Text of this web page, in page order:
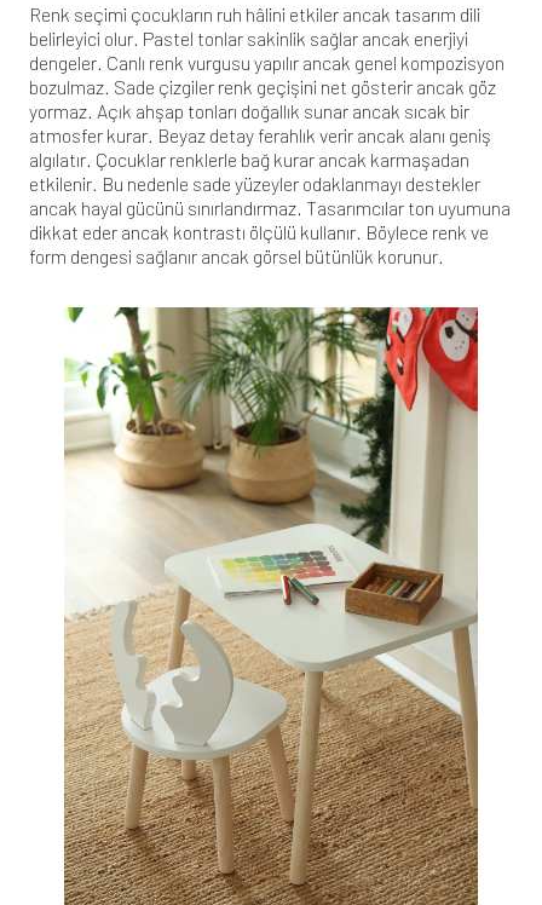
Renk seçimi çocukların ruh hâlini etkiler ancak tasarım dili
belirleyici olur. Pastel tonlar sakinlik sağlar ancak enerjiyi
dengeler. Canlı renk vurgusu yapılır ancak genel kompozisyon
bozulmaz. Sade çizgiler renk geçişini net gösterir ancak göz
yormaz. Açık ahşap tonları doğallık sunar ancak sıcak bir
atmosfer kurar. Beyaz detay ferahlık verir ancak alanı geniş
algılatır. Çocuklar renklerle bağ kurar ancak karmaşadan
etkilenir. Bu nedenle sade yüzeyler odaklanmayı destekler
ancak hayal gücünü sınırlandırmaz. Tasarımcılar ton uyumuna
dikkat eder ancak kontrastı ölçülü kullanır. Böylece renk ve
form dengesi sağlanır ancak görsel bütünlük korunur.